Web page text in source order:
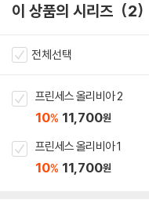
이 상품의 시리즈 2
전체선택
프린세스 올리비아 2
10% 11,700원
프린세스 올리비아 1
10% 11,700원